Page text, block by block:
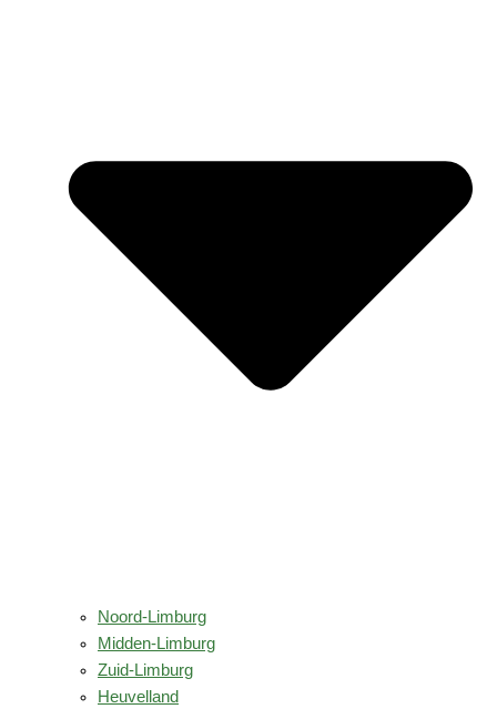
Noord-Limburg
Midden-Limburg
Zuid-Limburg
Heuvelland